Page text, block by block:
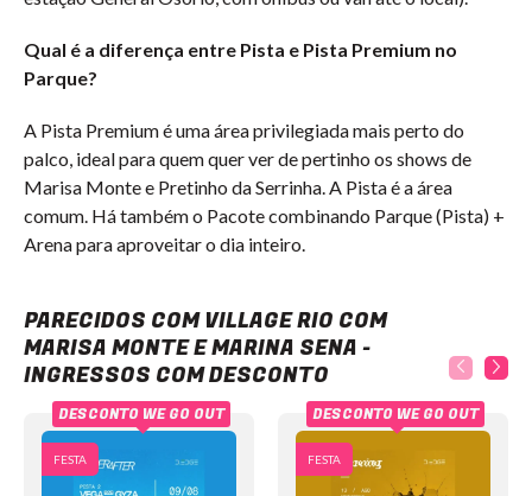
Qual é a diferença entre Pista e Pista Premium no
Parque?
A Pista Premium é uma área privilegiada mais perto do
palco, ideal para quem quer ver de pertinho os shows de
Marisa Monte e Pretinho da Serrinha. A Pista é a área
comum. Há também o Pacote combinando Parque (Pista) +
Arena para aproveitar o dia inteiro.
PARECIDOS COM VILLAGE RIO COM
MARISA MONTE E MARINA SENA -
INGRESSOS COM DESCONTO
FESTA
DESCONTO WE GO OUT
FESTA
DESCONTO WE GO OUT